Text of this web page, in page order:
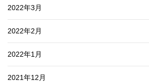
2022年3月
2022年2月
2022年1月
2021年12月